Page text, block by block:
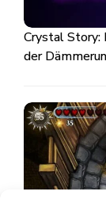
Crystal Story:
der